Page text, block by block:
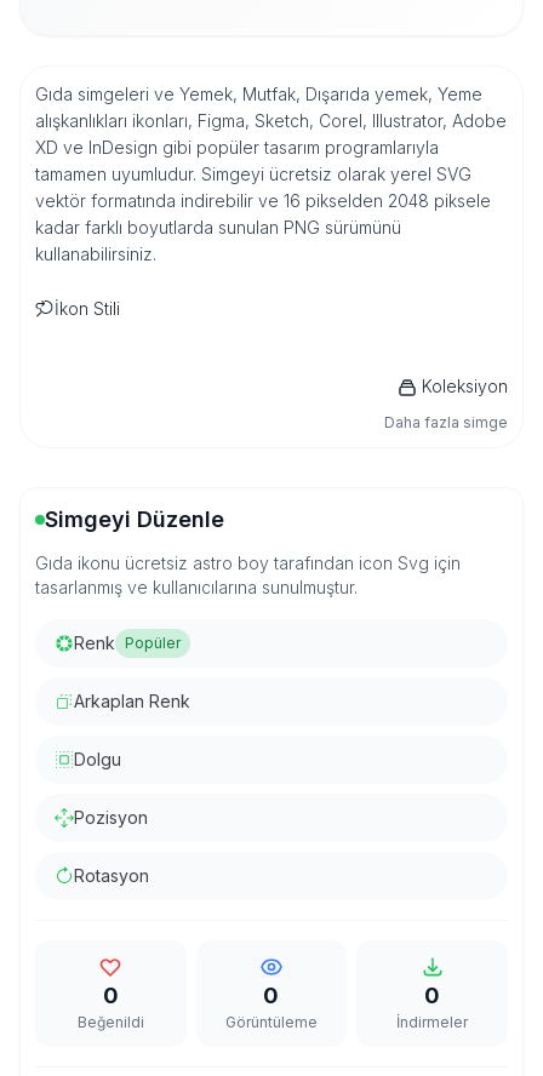
Gıda simgeleri ve Yemek, Mutfak, Dışarıda yemek, Yeme
alışkanlıkları ikonları, Figma, Sketch, Corel, Illustrator, Adobe
XD ve InDesign gibi popüler tasarım programlarıyla
tamamen uyumludur. Simgeyi ücretsiz olarak yerel SVG
vektör formatında indirebilir ve 16 pikselden 2048 piksele
kadar farklı boyutlarda sunulan PNG sürümünü
kullanabilirsiniz.
İkon Stili
Koleksiyon
Daha fazla simge
Simgeyi Düzenle
Gıda ikonu ücretsiz astro boy tarafından icon Svg için
tasarlanmış ve kullanıcılarına sunulmuştur.
Renk Popüler
Arkaplan Renk
Dolgu
Pozisyon
Rotasyon
0
Beğenildi
0
Görüntüleme
0
İndirmeler